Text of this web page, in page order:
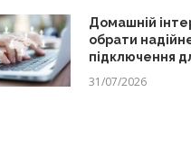
Домашній
обрати
підключення
31/07/2026